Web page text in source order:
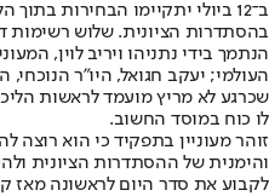
ב־12 ביולי יתקיימו הבחירות
בהסתדרות הציונית. שלוש רשימות
הנתמך בידי נתניהו ויריב לוין,
העולמי; יעקב חגואל, היו"ר הנוכחי,
שכרגע לא מריץ מועמד לראשות
לו כוח במוסד החשוב.
זוהר מעוניין בתפקיד כי הוא רוצה
והימנית של ההסתדרות הציונית
לקבוע את סדר היום לראשונה מאז